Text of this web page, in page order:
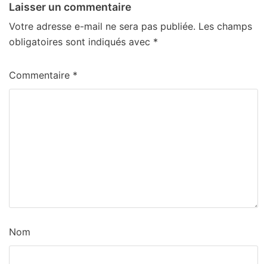
Laisser un commentaire
Votre adresse e-mail ne sera pas publiée. Les champs
obligatoires sont indiqués avec *
Commentaire *
Nom